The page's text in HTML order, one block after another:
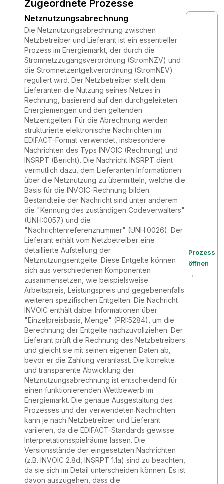
Zugeordnete Prozesse
Netznutzungsabrechnung
Die Netznutzungsabrechnung zwischen
Netzbetreiber und Lieferant ist ein essentieller
Prozess im Energiemarkt, der durch die
Stromnetzzugangsverordnung (StromNZV) und
die Stromnetzentgeltverordnung (StromNEV)
reguliert wird. Der Netzbetreiber stellt dem
Lieferanten die Nutzung seines Netzes in
Rechnung, basierend auf den durchgeleiteten
Energiemengen und den geltenden
Netzentgelten. Für die Abrechnung werden
strukturierte elektronische Nachrichten im
EDIFACT-Format verwendet, insbesondere
Nachrichten des Typs INVOIC (Rechnung) und
INSRPT (Bericht). Die Nachricht INSRPT dient
vermutlich dazu, dem Lieferanten Informationen
über die Netznutzung zu übermitteln, welche die
Basis für die INVOIC-Rechnung bilden.
Bestandteile der Nachricht sind unter anderem
die "Kennung des zuständigen Codeverwalters"
(UNH:0057) und die
"Nachrichtenreferenznummer" (UNH:0026). Der
Lieferant erhält vom Netzbetreiber eine
detaillierte Aufstellung der
Netznutzungsentgelte. Diese Entgelte können
sich aus verschiedenen Komponenten
zusammensetzen, wie beispielsweise
Arbeitspreis, Leistungspreis und gegebenenfalls
weiteren spezifischen Entgelten. Die Nachricht
INVOIC enthält dabei Informationen über
"Einzelpreisbasis, Menge" (PRI:5284), um die
Berechnung der Entgelte nachzuvollziehen. Der
Lieferant prüft die Rechnung des Netzbetreibers
und gleicht sie mit seinen eigenen Daten ab,
bevor er die Zahlung veranlasst. Die korrekte
und transparente Abwicklung der
Netznutzungsabrechnung ist entscheidend für
einen funktionierenden Wettbewerb im
Energiemarkt. Die genaue Ausgestaltung des
Prozesses und der verwendeten Nachrichten
kann je nach Netzbetreiber und Lieferant
variieren, da die EDIFACT-Standards gewisse
Interpretationsspielräume lassen. Die
Versionsstände der eingesetzten Nachrichten
(z.B. INVOIC 2.8d, INSRPT 1.1a) sind zu beachten,
da sie sich im Detail unterscheiden können. Es ist
davon auszugehen, dass die
Prozess
öffnen
→